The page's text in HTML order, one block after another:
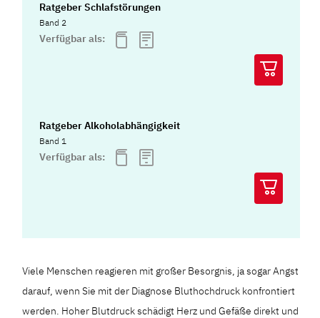
Ratgeber Schlafstörungen
Band 2
Verfügbar als:
Ratgeber Alkoholabhängigkeit
Band 1
Verfügbar als:
Viele Menschen reagieren mit großer Besorgnis, ja sogar Angst
darauf, wenn Sie mit der Diagnose Bluthochdruck konfrontiert
werden. Hoher Blutdruck schädigt Herz und Gefäße direkt und